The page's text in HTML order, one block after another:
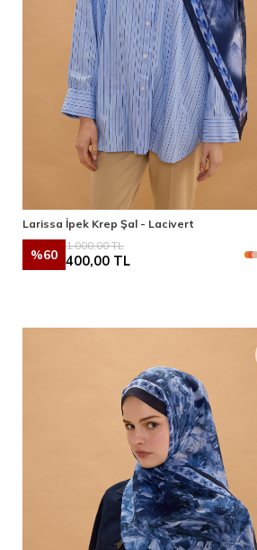
Larissa İpek Krep Şal - Lacivert
%60
1.000,00TL
400,00 TL